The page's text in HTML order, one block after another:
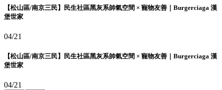
【松山區/南京三民】民生社區黑灰系帥氣空間 × 寵物友善｜Burgerciaga 漢
堡世家
04/21
【松山區/南京三民】民生社區黑灰系帥氣空間 × 寵物友善｜Burgerciaga 漢
堡世家
04/21